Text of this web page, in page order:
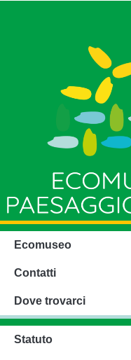
Ecomuseo
Contatti
Dove trovarci
Statuto